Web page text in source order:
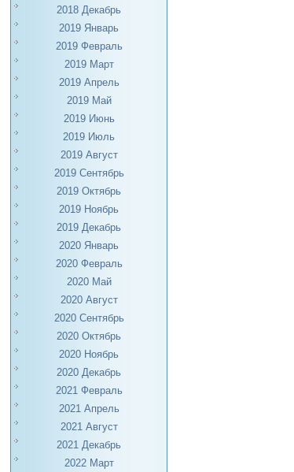
2018 Декабрь
2019 Январь
2019 Февраль
2019 Март
2019 Апрель
2019 Май
2019 Июнь
2019 Июль
2019 Август
2019 Сентябрь
2019 Октябрь
2019 Ноябрь
2019 Декабрь
2020 Январь
2020 Февраль
2020 Май
2020 Август
2020 Сентябрь
2020 Октябрь
2020 Ноябрь
2020 Декабрь
2021 Февраль
2021 Апрель
2021 Август
2021 Декабрь
2022 Март